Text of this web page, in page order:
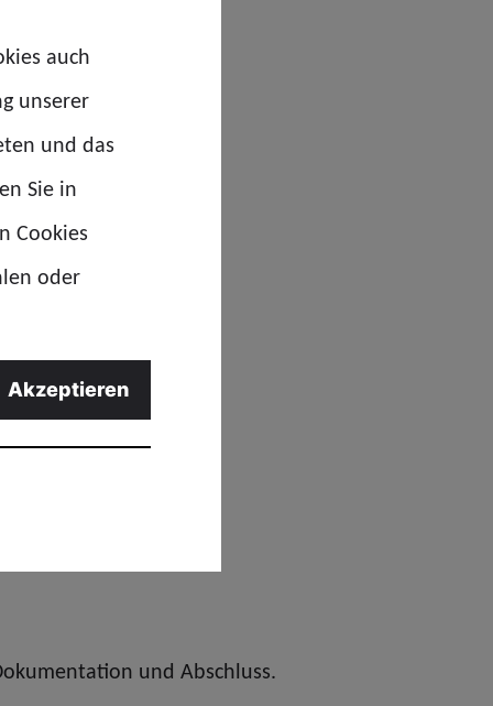
moderne
häufiger komplexe
und Abschluss.
auch
unserer
und das
Sie in
Cookies
oder
Akzeptieren